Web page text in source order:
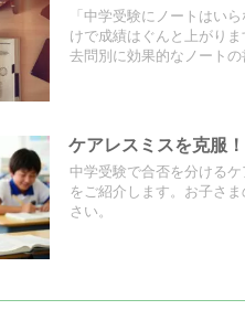
「中学受験にノートはい
けで成績はぐんと上がり
去問別に効果的なノート
ケアレスミスを克服
中学受験で合否を分ける
をご紹介します。お子さ
さい。